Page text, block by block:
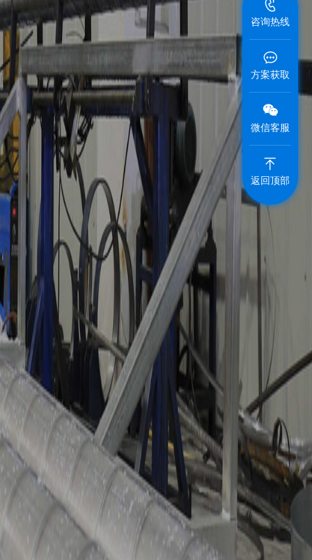
咨询热线
方案获取
微信客服
返回顶部